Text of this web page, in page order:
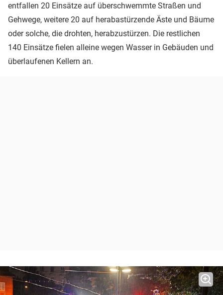
entfallen 20 Einsätze auf überschwemmte Straßen und
Gehwege, weitere 20 auf herabastürzende Äste und Bäume
oder solche, die drohten, herabzustürzen. Die restlichen
140 Einsätze fielen alleine wegen Wasser in Gebäuden und
überlaufenen Kellern an.